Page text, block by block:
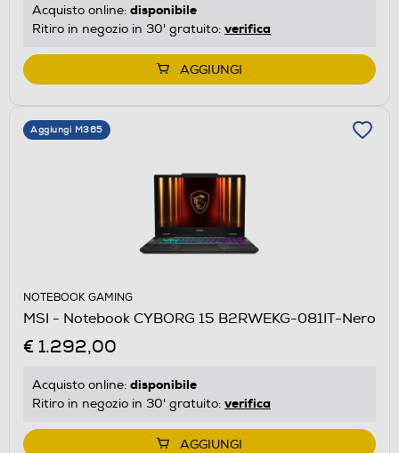
Acquisto online: disponibile
Ritiro in negozio in 30' gratuito: verifica
AGGIUNGI
Aggiungi M365
NOTEBOOK GAMING
MSI - Notebook CYBORG 15 B2RWEKG-081IT-Nero
€ 1.292,00
Acquisto online: disponibile
Ritiro in negozio in 30' gratuito: verifica
AGGIUNGI